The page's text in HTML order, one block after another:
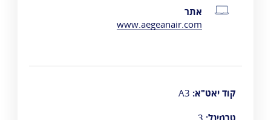
אתר
www.aegeanair.com
קוד יאט"א: